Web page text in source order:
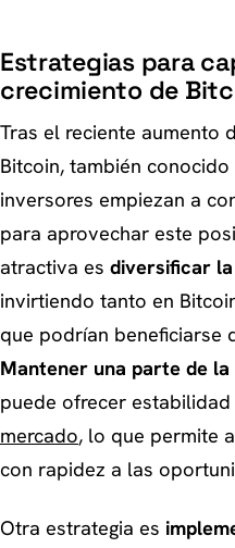
Estrategias para
crecimiento de
Tras el reciente aumento
Bitcoin, también
inversores empiezan a
para aprovechar este
atractiva es diversificar
invirtiendo tanto en
que podrían beneficiarse
Mantener una parte de
puede ofrecer
mercado, lo que permite
con rapidez a las
Otra estrategia es